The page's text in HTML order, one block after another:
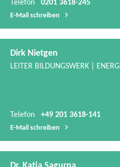
Dirk Nietgen
LEITER BILDUNGSWERK |
Telefon +49 201 3618-141
Dr. Katja Sagurna
LEITERIN BILDUNGSWERK |
ERNEUERBARE GASE